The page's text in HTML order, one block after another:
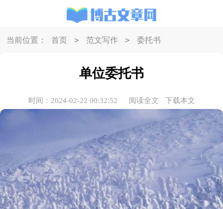
当前位置： 首页 > 范文写作 > 委托书
单位委托书
时间：2024-02-22 00:32:52 阅读全文 下载本文